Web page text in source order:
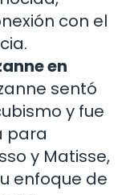
con el
en
sentó
y fue
para
y Matisse,
enfoque de